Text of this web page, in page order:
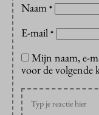
Naam *
E-mail *
Mijn naam, e-
voor de volgende